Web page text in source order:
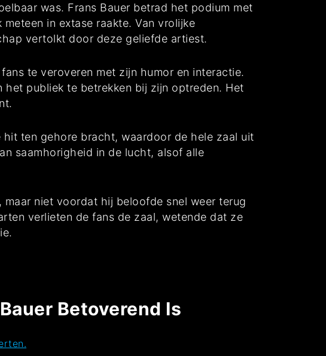
was. Frans Bauer betrad het podium met
in extase raakte. Van vrolijke
vertolkt door deze geliefde artiest.
te veroveren met zijn humor en interactie.
het publiek te betrekken bij zijn optreden. Het
ten gehore bracht, waardoor de hele zaal uit
saamhorigheid in de lucht, alsof alle
niet voordat hij beloofde snel weer terug
verlieten de fans de zaal, wetende dat ze
Betoverend Is